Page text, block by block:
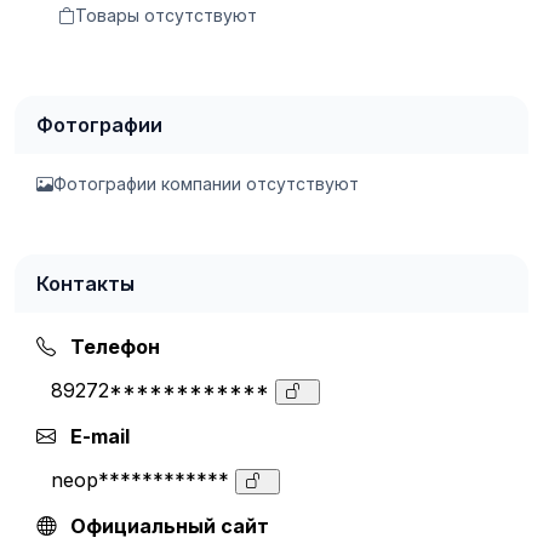
Товары отсутствуют
Фотографии
Фотографии компании отсутствуют
Контакты
Телефон
89272************
E-mail
neop************
Официальный сайт